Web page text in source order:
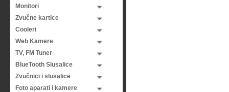
Monitori
Zvučne kartice
Cooleri
Web Kamere
TV, FM Tuner
BlueTooth Slusalice
Zvučnici i slusalice
Foto aparati i kamere